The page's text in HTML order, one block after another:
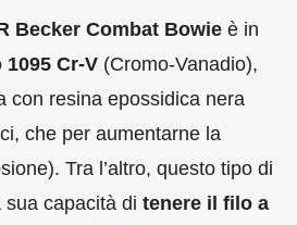
Becker Combat Bowie è in
Cr-V (Cromo-Vanadio),
con resina epossidica nera
che per aumentarne la
Tra l’altro, questo tipo di
capacità di tenere il filo a